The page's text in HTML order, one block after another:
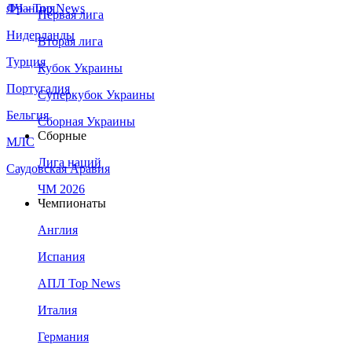
Франция
Нидерланды
Турция
Португалия
Бельгия
МЛС
Саудовская Аравия
ЛЧ - Top News
Первая лига
Вторая лига
Кубок Украины
Суперкубок Украины
Сборная Украины
Сборные
Лига наций
ЧМ 2026
Чемпионаты
Англия
Испания
АПЛ Top News
Италия
Германия